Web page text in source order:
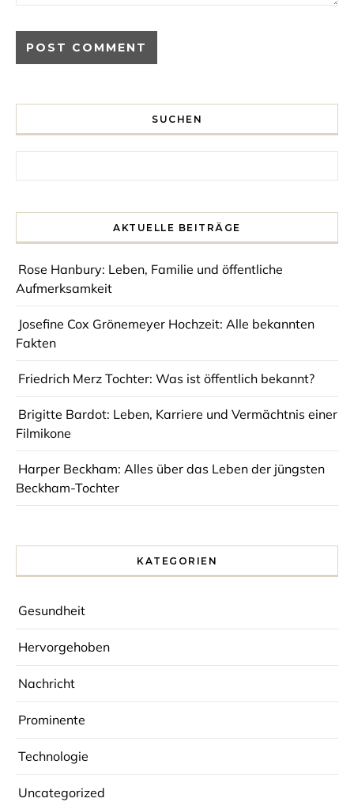
SUCHEN
AKTUELLE BEITRÄGE
Rose Hanbury: Leben, Familie und öffentliche
Aufmerksamkeit
Josefine Cox Grönemeyer Hochzeit: Alle bekannten
Fakten
Friedrich Merz Tochter: Was ist öffentlich bekannt?
Brigitte Bardot: Leben, Karriere und Vermächtnis einer
Filmikone
Harper Beckham: Alles über das Leben der jüngsten
Beckham-Tochter
KATEGORIEN
Gesundheit
Hervorgehoben
Nachricht
Prominente
Technologie
Uncategorized